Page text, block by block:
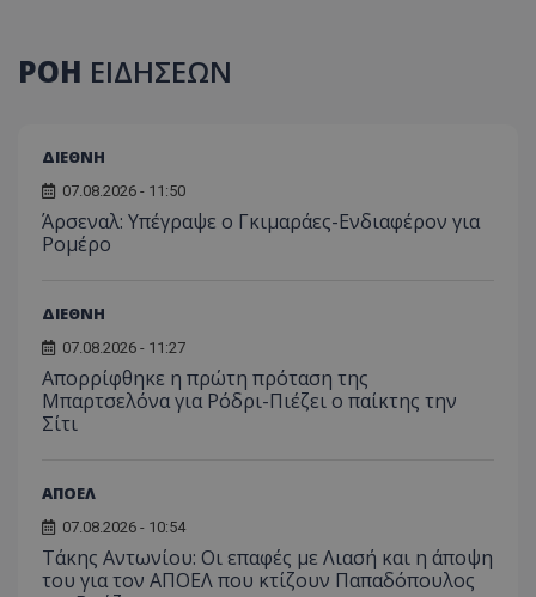
ΡΟΗ ΕΙΔΗΣΕΩΝ
ΔΙΕΘΝΗ
07.08.2026 - 11:50
Άρσεναλ: Υπέγραψε ο Γκιμαράες-Ενδιαφέρον για
Ρομέρο
ΔΙΕΘΝΗ
07.08.2026 - 11:27
Απορρίφθηκε η πρώτη πρόταση της
Μπαρτσελόνα για Ρόδρι-Πιέζει ο παίκτης την
Σίτι
ΑΠΟΕΛ
07.08.2026 - 10:54
Τάκης Αντωνίου: Οι επαφές με Λιασή και η άποψη
του για τον ΑΠΟΕΛ που κτίζουν Παπαδόπουλος